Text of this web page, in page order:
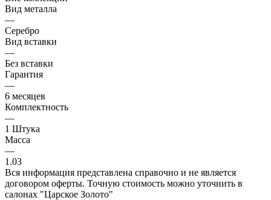
Вид металла
—
Серебро
Вид вставки
—
Без вставки
Гарантия
—
6 месяцев
Комплектность
—
1 Штука
Масса
—
1.03
Вся информация представлена справочно и не является
договором оферты. Точную стоимость можно уточнить в
салонах "Царское Золото"